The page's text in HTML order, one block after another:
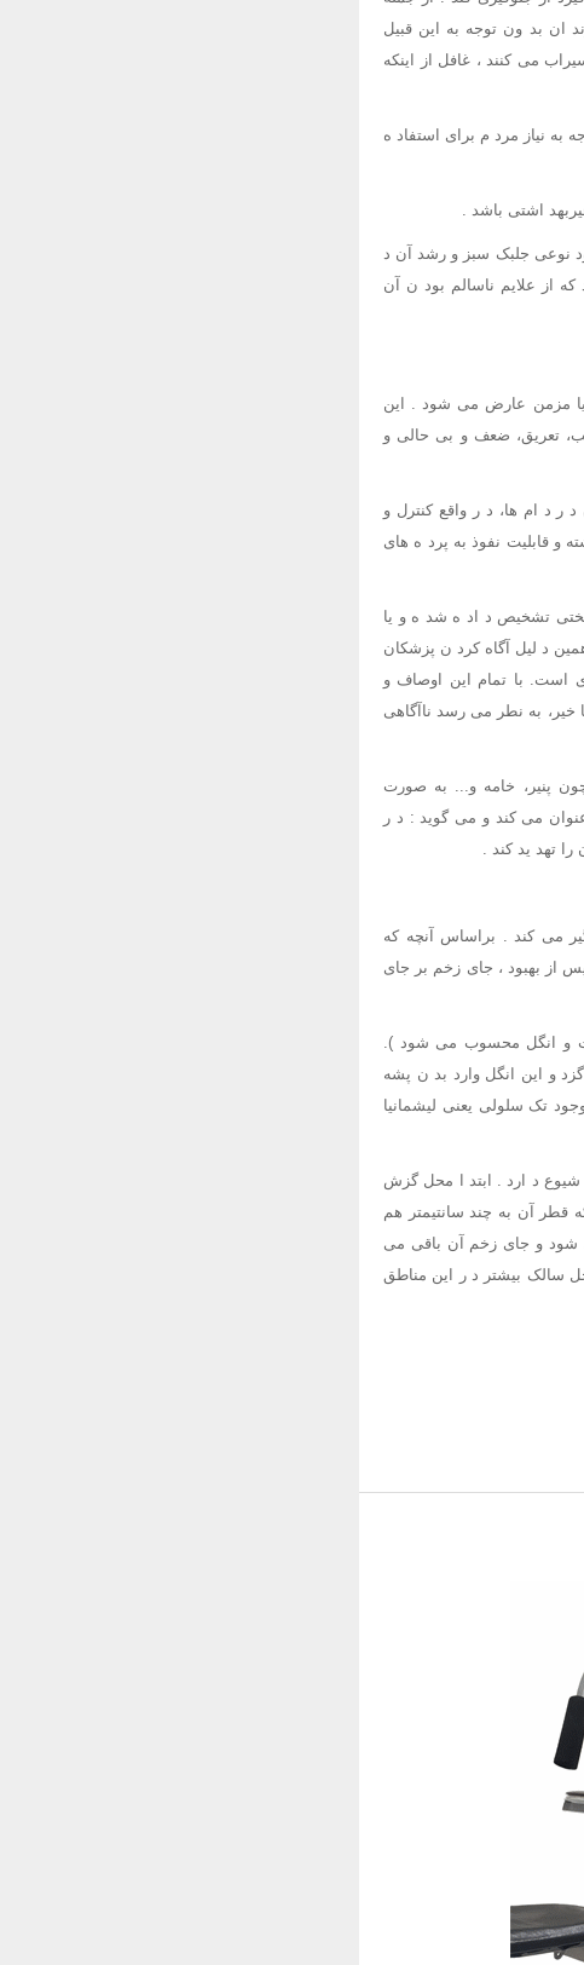
ان بد ون توجه به این قبیل
می کنند ، غافل از اینکه
نیاز مرد م برای استفاد ه
اشتی باشد .
نوعی جلبک سبز و رشد آن د
از علایم ناسالم بود ن آن
مزمن عارض می شود . این
تعریق، ضعف و بی حالی و
د ام ها، د ر واقع کنترل و
و قابلیت نفوذ به پرد ه های
تشخیص د اد ه شد ه و یا
د لیل آگاه کرد ن پزشکان
است. با تمام این اوصاف و
به نطر می رسد ناآگاهی
پنیر، خامه و... به صورت
می کند و می گوید : د ر
تهد ید کند .
می کند . براساس آنچه که
بهبود ، جای زخم بر جای
و انگل محسوب می شود ).
و این انگل وارد بد ن پشه
تک سلولی یعنی لیشمانیا
د ارد . ابتد ا محل گزش
آن به چند سانتیمتر هم
شود و جای زخم آن باقی می
سالک بیشتر د ر این مناطق